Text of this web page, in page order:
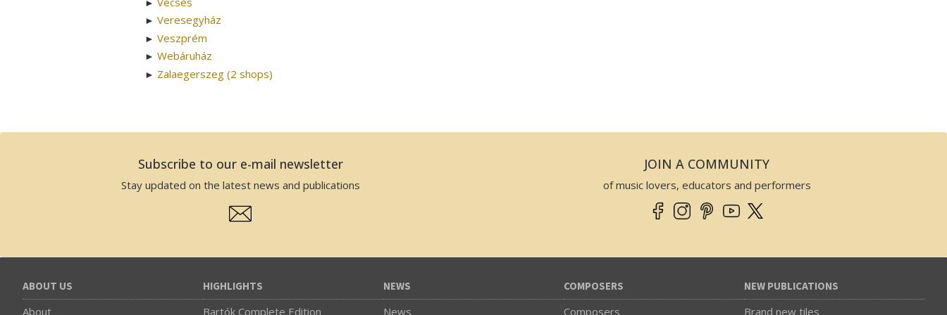
► Veresegyház
► Veszprém
► Webáruház
► Zalaegerszeg (2 shops)
Subscribe to our e-mail newsletter
Stay updated on the latest news and publications
JOIN A COMMUNITY
of music lovers, educators and performers
ABOUT US
About
HIGHLIGHTS
Bartók Complete Edition
NEWS
News
COMPOSERS
Composers
NEW PUBLICATIONS
Brand new tiles